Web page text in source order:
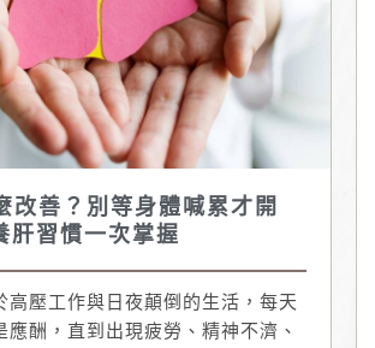
改善？別等身體喊累才開
肝習慣一次掌握
高壓工作與日夜顛倒的生活，每天
應酬，直到出現疲勞、精神不濟、